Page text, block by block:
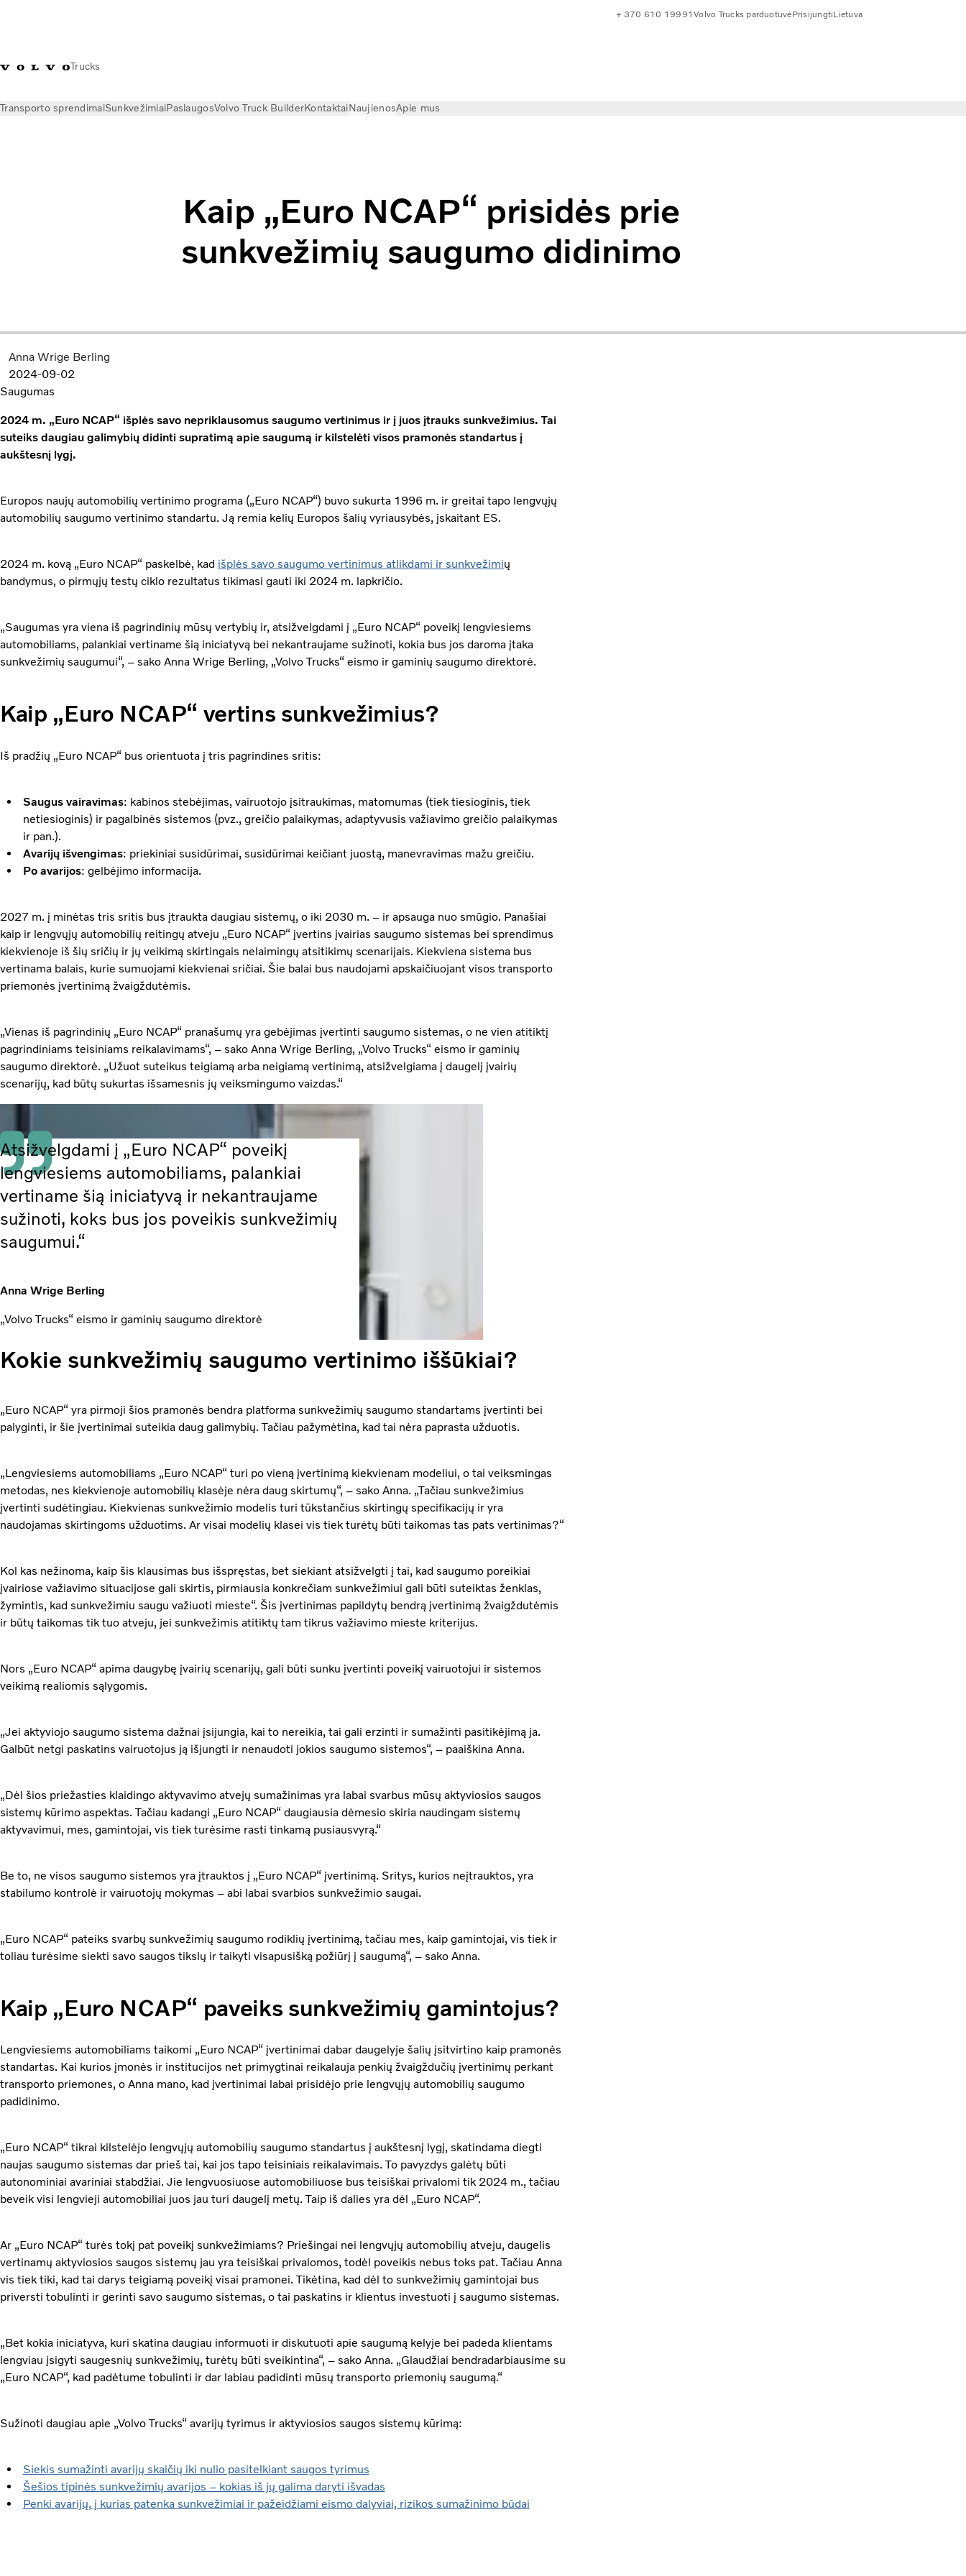
Trucks
+ 370 610 19991Volvo Trucks parduotuvėPrisijungtiLietuva
Transporto sprendimaiSunkvežimiaiPaslaugosVolvo Truck BuilderKontaktaiNaujienosApie mus
Kaip „Euro NCAP“ prisidės prie
sunkvežimių saugumo didinimo
Anna Wrige Berling
2024-09-02
Saugumas
2024 m. „Euro NCAP“ išplės savo nepriklausomus saugumo vertinimus ir į juos įtrauks sunkvežimius. Tai
suteiks daugiau galimybių didinti supratimą apie saugumą ir kilstelėti visos pramonės standartus į
aukštesnį lygį.
Europos naujų automobilių vertinimo programa („Euro NCAP“) buvo sukurta 1996 m. ir greitai tapo lengvųjų
automobilių saugumo vertinimo standartu. Ją remia kelių Europos šalių vyriausybės, įskaitant ES.
2024 m. kovą „Euro NCAP“ paskelbė, kad išplės savo saugumo vertinimus atlikdami ir sunkvežimių
bandymus, o pirmųjų testų ciklo rezultatus tikimasi gauti iki 2024 m. lapkričio.
„Saugumas yra viena iš pagrindinių mūsų vertybių ir, atsižvelgdami į „Euro NCAP“ poveikį lengviesiems
automobiliams, palankiai vertiname šią iniciatyvą bei nekantraujame sužinoti, kokia bus jos daroma įtaka
sunkvežimių saugumui“, – sako Anna Wrige Berling, „Volvo Trucks“ eismo ir gaminių saugumo direktorė.
Kaip „Euro NCAP“ vertins sunkvežimius?
Iš pradžių „Euro NCAP“ bus orientuota į tris pagrindines sritis:
Saugus vairavimas: kabinos stebėjimas, vairuotojo įsitraukimas, matomumas (tiek tiesioginis, tiek
netiesioginis) ir pagalbinės sistemos (pvz., greičio palaikymas, adaptyvusis važiavimo greičio palaikymas
ir pan.).
Avarijų išvengimas: priekiniai susidūrimai, susidūrimai keičiant juostą, manevravimas mažu greičiu.
Po avarijos: gelbėjimo informacija.
2027 m. į minėtas tris sritis bus įtraukta daugiau sistemų, o iki 2030 m. – ir apsauga nuo smūgio. Panašiai
kaip ir lengvųjų automobilių reitingų atveju „Euro NCAP“ įvertins įvairias saugumo sistemas bei sprendimus
kiekvienoje iš šių sričių ir jų veikimą skirtingais nelaimingų atsitikimų scenarijais. Kiekviena sistema bus
vertinama balais, kurie sumuojami kiekvienai sričiai. Šie balai bus naudojami apskaičiuojant visos transporto
priemonės įvertinimą žvaigždutėmis.
„Vienas iš pagrindinių „Euro NCAP“ pranašumų yra gebėjimas įvertinti saugumo sistemas, o ne vien atitiktį
pagrindiniams teisiniams reikalavimams“, – sako Anna Wrige Berling, „Volvo Trucks“ eismo ir gaminių
saugumo direktorė. „Užuot suteikus teigiamą arba neigiamą vertinimą, atsižvelgiama į daugelį įvairių
scenarijų, kad būtų sukurtas išsamesnis jų veiksmingumo vaizdas.“
Atsižvelgdami į „Euro NCAP“ poveikį
lengviesiems automobiliams, palankiai
vertiname šią iniciatyvą ir nekantraujame
sužinoti, koks bus jos poveikis sunkvežimių
saugumui.“
Anna Wrige Berling
„Volvo Trucks“ eismo ir gaminių saugumo direktorė
Kokie sunkvežimių saugumo vertinimo iššūkiai?
„Euro NCAP“ yra pirmoji šios pramonės bendra platforma sunkvežimių saugumo standartams įvertinti bei
palyginti, ir šie įvertinimai suteikia daug galimybių. Tačiau pažymėtina, kad tai nėra paprasta užduotis.
„Lengviesiems automobiliams „Euro NCAP“ turi po vieną įvertinimą kiekvienam modeliui, o tai veiksmingas
metodas, nes kiekvienoje automobilių klasėje nėra daug skirtumų“, – sako Anna. „Tačiau sunkvežimius
įvertinti sudėtingiau. Kiekvienas sunkvežimio modelis turi tūkstančius skirtingų specifikacijų ir yra
naudojamas skirtingoms užduotims. Ar visai modelių klasei vis tiek turėtų būti taikomas tas pats vertinimas?“
Kol kas nežinoma, kaip šis klausimas bus išspręstas, bet siekiant atsižvelgti į tai, kad saugumo poreikiai
įvairiose važiavimo situacijose gali skirtis, pirmiausia konkrečiam sunkvežimiui gali būti suteiktas ženklas,
žymintis, kad sunkvežimiu saugu važiuoti mieste“. Šis įvertinimas papildytų bendrą įvertinimą žvaigždutėmis
ir būtų taikomas tik tuo atveju, jei sunkvežimis atitiktų tam tikrus važiavimo mieste kriterijus.
Nors „Euro NCAP“ apima daugybę įvairių scenarijų, gali būti sunku įvertinti poveikį vairuotojui ir sistemos
veikimą realiomis sąlygomis.
„Jei aktyviojo saugumo sistema dažnai įsijungia, kai to nereikia, tai gali erzinti ir sumažinti pasitikėjimą ja.
Galbūt netgi paskatins vairuotojus ją išjungti ir nenaudoti jokios saugumo sistemos“, – paaiškina Anna.
„Dėl šios priežasties klaidingo aktyvavimo atvejų sumažinimas yra labai svarbus mūsų aktyviosios saugos
sistemų kūrimo aspektas. Tačiau kadangi „Euro NCAP“ daugiausia dėmesio skiria naudingam sistemų
aktyvavimui, mes, gamintojai, vis tiek turėsime rasti tinkamą pusiausvyrą.“
Be to, ne visos saugumo sistemos yra įtrauktos į „Euro NCAP“ įvertinimą. Sritys, kurios neįtrauktos, yra
stabilumo kontrolė ir vairuotojų mokymas – abi labai svarbios sunkvežimio saugai.
„Euro NCAP“ pateiks svarbų sunkvežimių saugumo rodiklių įvertinimą, tačiau mes, kaip gamintojai, vis tiek ir
toliau turėsime siekti savo saugos tikslų ir taikyti visapusišką požiūrį į saugumą“, – sako Anna.
Kaip „Euro NCAP“ paveiks sunkvežimių gamintojus?
Lengviesiems automobiliams taikomi „Euro NCAP“ įvertinimai dabar daugelyje šalių įsitvirtino kaip pramonės
standartas. Kai kurios įmonės ir institucijos net primygtinai reikalauja penkių žvaigždučių įvertinimų perkant
transporto priemones, o Anna mano, kad įvertinimai labai prisidėjo prie lengvųjų automobilių saugumo
padidinimo.
„Euro NCAP“ tikrai kilstelėjo lengvųjų automobilių saugumo standartus į aukštesnį lygį, skatindama diegti
naujas saugumo sistemas dar prieš tai, kai jos tapo teisiniais reikalavimais. To pavyzdys galėtų būti
autonominiai avariniai stabdžiai. Jie lengvuosiuose automobiliuose bus teisiškai privalomi tik 2024 m., tačiau
beveik visi lengvieji automobiliai juos jau turi daugelį metų. Taip iš dalies yra dėl „Euro NCAP“.
Ar „Euro NCAP“ turės tokį pat poveikį sunkvežimiams? Priešingai nei lengvųjų automobilių atveju, daugelis
vertinamų aktyviosios saugos sistemų jau yra teisiškai privalomos, todėl poveikis nebus toks pat. Tačiau Anna
vis tiek tiki, kad tai darys teigiamą poveikį visai pramonei. Tikėtina, kad dėl to sunkvežimių gamintojai bus
priversti tobulinti ir gerinti savo saugumo sistemas, o tai paskatins ir klientus investuoti į saugumo sistemas.
„Bet kokia iniciatyva, kuri skatina daugiau informuoti ir diskutuoti apie saugumą kelyje bei padeda klientams
lengviau įsigyti saugesnių sunkvežimių, turėtų būti sveikintina“, – sako Anna. „Glaudžiai bendradarbiausime su
„Euro NCAP“, kad padėtume tobulinti ir dar labiau padidinti mūsų transporto priemonių saugumą.“
Sužinoti daugiau apie „Volvo Trucks“ avarijų tyrimus ir aktyviosios saugos sistemų kūrimą:
Siekis sumažinti avarijų skaičių iki nulio pasitelkiant saugos tyrimus
Šešios tipinės sunkvežimių avarijos – kokias iš jų galima daryti išvadas
Penki avarijų, į kurias patenka sunkvežimiai ir pažeidžiami eismo dalyviai, rizikos sumažinimo būdai